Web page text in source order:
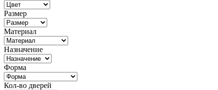
Размер
Материал
Назначение
Форма
Кол-во дверей